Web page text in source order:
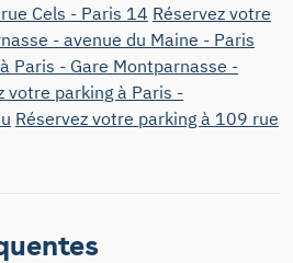
Cels - Paris 14 Réservez votre
- avenue du Maine - Paris
Paris - Gare Montparnasse -
votre parking à Paris -
Réservez votre parking à 109 rue